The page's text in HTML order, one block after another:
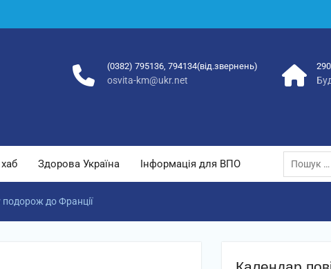
(0382) 795136, 794134(від.звернень)
osvita-km@ukr.net
Здорова Україна Інформація для ВПО
Пошук:
подорож до Франції